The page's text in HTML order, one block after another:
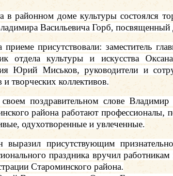
в районном доме культуры состоялся
Васильевича Горб,
приеме присутствовали: заместитель
отдела культуры и искусства
Юрий Миськов, руководители и
творческих коллективов.
поздравительном слове
района работают
одухотворенные и увлеченные.
выразил присутствующим
праздника вручил
Староминского района.